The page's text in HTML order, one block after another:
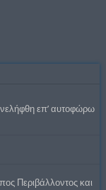
επ’ αυτοφώρω
Περιβάλλοντος και